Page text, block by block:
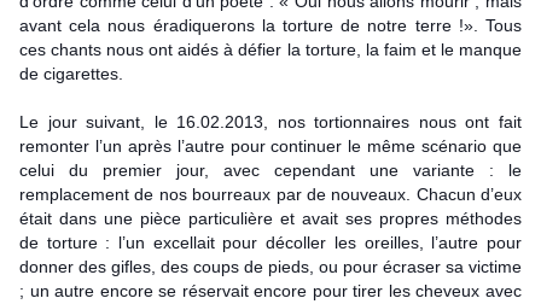
avant cela nous éradiquerons la torture de notre terre !». Tous
ces chants nous ont aidés à défier la torture, la faim et le manque
de cigarettes.
Le jour suivant, le 16.02.2013, nos tortionnaires nous ont fait
remonter l’un après l’autre pour continuer le même scénario que
celui du premier jour, avec cependant une variante : le
remplacement de nos bourreaux par de nouveaux. Chacun d’eux
était dans une pièce particulière et avait ses propres méthodes
de torture : l’un excellait pour décoller les oreilles, l’autre pour
donner des gifles, des coups de pieds, ou pour écraser sa victime
; un autre encore se réservait encore pour tirer les cheveux avec